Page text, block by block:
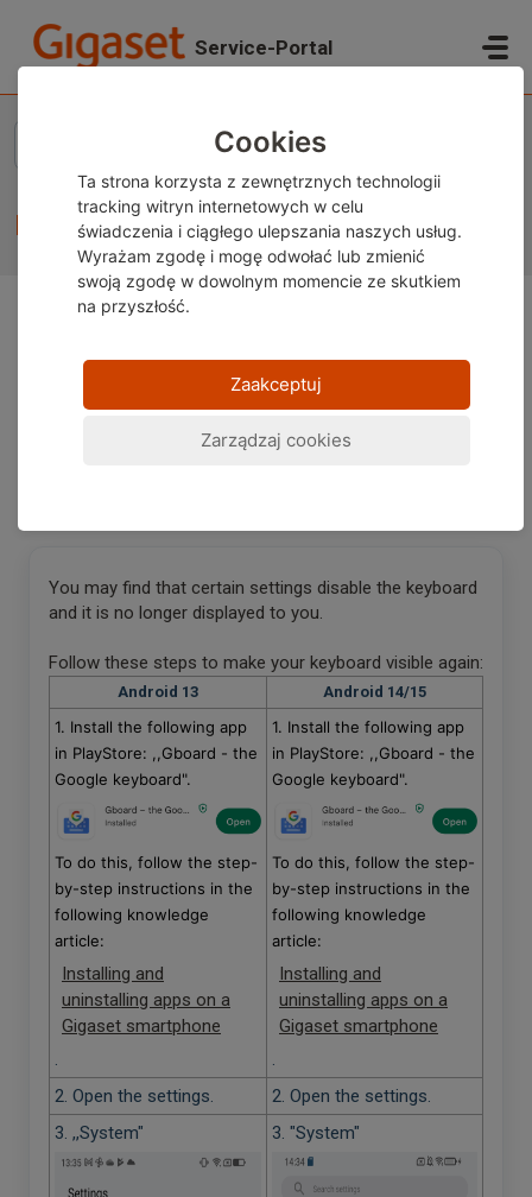
Service-Portal
Keyboard is not visible
języku niemieckim i angielskim. Możesz skorzystać z
wbudowanej funkcji tłumaczenia w przeglądarce, aby
Google Chrome , Microsoft Edge
You may find that certain settings disable the keyboard
and it is no longer displayed to you.
Follow these steps to make your keyboard visible again:
Android 13 Android 14/15
1. Install the following app
in PlayStore: ,,Gboard - the
Google keyboard".
To do this, follow the step-
by-step instructions in the
following knowledge
article:
Installing and
uninstalling apps on a
Gigaset smartphone
.
1. Install the following app
in PlayStore: ,,Gboard - the
Google keyboard".
To do this, follow the step-
by-step instructions in the
following knowledge
article:
Installing and
uninstalling apps on a
Gigaset smartphone
.
2. Open the settings.
2. Open the settings.
3. ,,System"
3. "System"
Cookies
Ta strona korzysta z zewnętrznych technologii
tracking witryn internetowych w celu
świadczenia i ciągłego ulepszania naszych usług.
Wyrażam zgodę i mogę odwołać lub zmienić
swoją zgodę w dowolnym momencie ze skutkiem
na przyszłość.
Zaakceptuj
Zarządzaj cookies